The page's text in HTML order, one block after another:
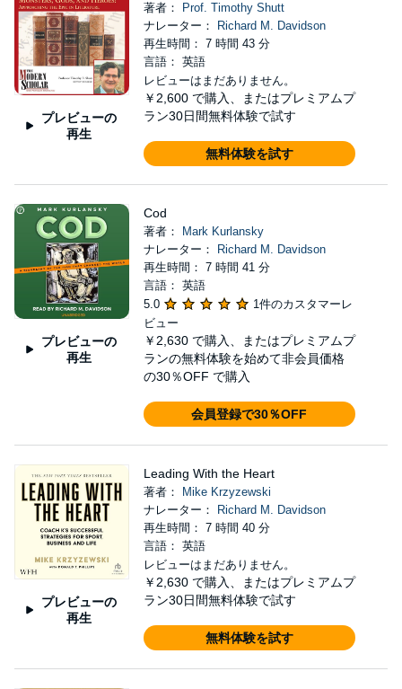
プレビューの
再生
著者：
Prof. Timothy Shutt
ナレーター：
Richard M. Davidson
再生時間： 7 時間 43 分
言語： 英語
レビューはまだありません。
￥2,600 で購入、またはプレミアムプ
ラン30日間無料体験で試す
無料体験を試す
プレビューの
再生
Cod
著者：
Mark Kurlansky
ナレーター：
Richard M. Davidson
再生時間： 7 時間 41 分
言語： 英語
5.0
1件のカスタマーレ
ビュー
￥2,630 で購入、またはプレミアムプ
ランの無料体験を始めて非会員価格
の30％OFF で購入
会員登録で30％OFF
プレビューの
再生
Leading With the Heart
著者：
Mike Krzyzewski
ナレーター：
Richard M. Davidson
再生時間： 7 時間 40 分
言語： 英語
レビューはまだありません。
￥2,630 で購入、またはプレミアムプ
ラン30日間無料体験で試す
無料体験を試す